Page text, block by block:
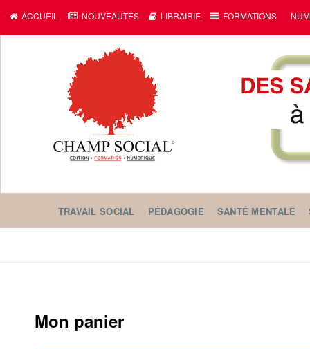
ACCUEIL NOUVEAUTÉS LIBRAIRIE FORMATIONS
TRAVAIL SOCIAL PÉDAGOGIE SANTÉ MENTALE
Mon panier